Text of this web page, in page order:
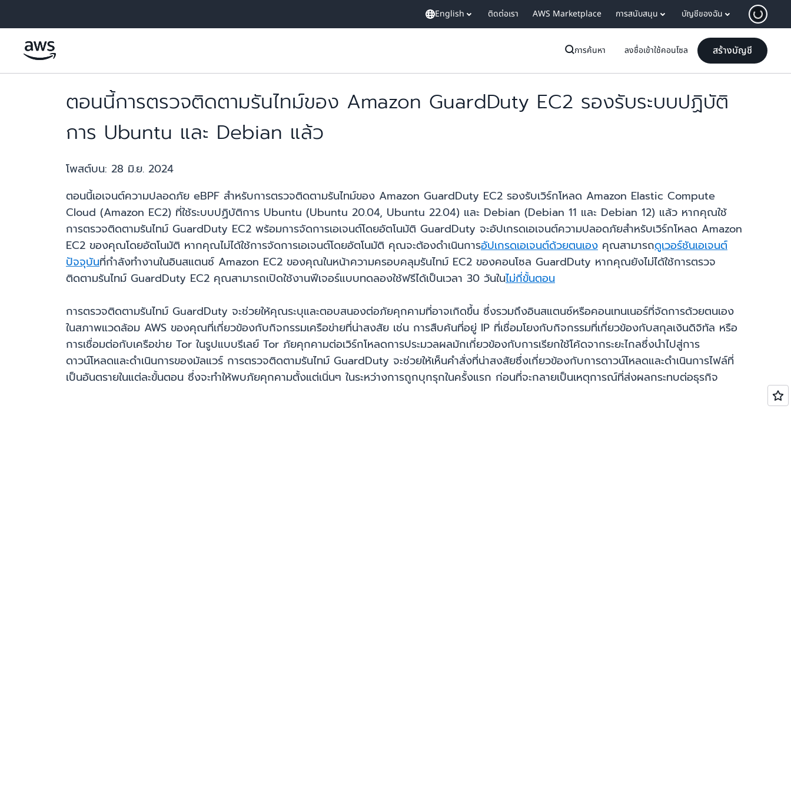
English ติดต่อเรา AWS Marketplace การสนับสนุน บัญชีของฉัน
การค้นหา ลงชื่อเข้าใช้คอนโซล สร้างบัญชี
ตอนนี้การตรวจติดตามรันไทม์ของ Amazon GuardDuty EC2 รองรับระบบปฏิบัติ
การ Ubuntu และ Debian แล้ว
โพสต์บน: 28 มิ.ย. 2024
ตอนนี้เอเจนต์ความปลอดภัย eBPF สำหรับการตรวจติดตามรันไทม์ของ Amazon GuardDuty EC2 รองรับเวิร์กโหลด Amazon Elastic Compute
Cloud (Amazon EC2) ที่ใช้ระบบปฏิบัติการ Ubuntu (Ubuntu 20.04, Ubuntu 22.04) และ Debian (Debian 11 และ Debian 12) แล้ว หากคุณใช้
การตรวจติดตามรันไทม์ GuardDuty EC2 พร้อมการจัดการเอเจนต์โดยอัตโนมัติ GuardDuty จะอัปเกรดเอเจนต์ความปลอดภัยสำหรับเวิร์กโหลด Amazon
EC2 ของคุณโดยอัตโนมัติ หากคุณไม่ได้ใช้การจัดการเอเจนต์โดยอัตโนมัติ คุณจะต้องดำเนินการอัปเกรดเอเจนต์ด้วยตนเอง คุณสามารถดูเวอร์ชันเอเจนต์
ปัจจุบันที่กำลังทำงานในอินสแตนซ์ Amazon EC2 ของคุณในหน้าความครอบคลุมรันไทม์ EC2 ของคอนโซล GuardDuty หากคุณยังไม่ได้ใช้การตรวจ
ติดตามรันไทม์ GuardDuty EC2 คุณสามารถเปิดใช้งานฟีเจอร์แบบทดลองใช้ฟรีได้เป็นเวลา 30 วันในไม่กี่ขั้นตอน
การตรวจติดตามรันไทม์ GuardDuty จะช่วยให้คุณระบุและตอบสนองต่อภัยคุกคามที่อาจเกิดขึ้น ซึ่งรวมถึงอินสแตนซ์หรือคอนเทนเนอร์ที่จัดการด้วยตนเอง
ในสภาพแวดล้อม AWS ของคุณที่เกี่ยวข้องกับกิจกรรมเครือข่ายที่น่าสงสัย เช่น การสืบค้นที่อยู่ IP ที่เชื่อมโยงกับกิจกรรมที่เกี่ยวข้องกับสกุลเงินดิจิทัล หรือ
การเชื่อมต่อกับเครือข่าย Tor ในรูปแบบรีเลย์ Tor ภัยคุกคามต่อเวิร์กโหลดการประมวลผลมักเกี่ยวข้องกับการเรียกใช้โค้ดจากระยะไกลซึ่งนำไปสู่การ
ดาวน์โหลดและดำเนินการของมัลแวร์ การตรวจติดตามรันไทม์ GuardDuty จะช่วยให้เห็นคำสั่งที่น่าสงสัยซึ่งเกี่ยวข้องกับการดาวน์โหลดและดำเนินการไฟล์ที่
เป็นอันตรายในแต่ละขั้นตอน ซึ่งจะทำให้พบภัยคุกคามตั้งแต่เนิ่นๆ ในระหว่างการถูกบุกรุกในครั้งแรก ก่อนที่จะกลายเป็นเหตุการณ์ที่ส่งผลกระทบต่อธุรกิจ